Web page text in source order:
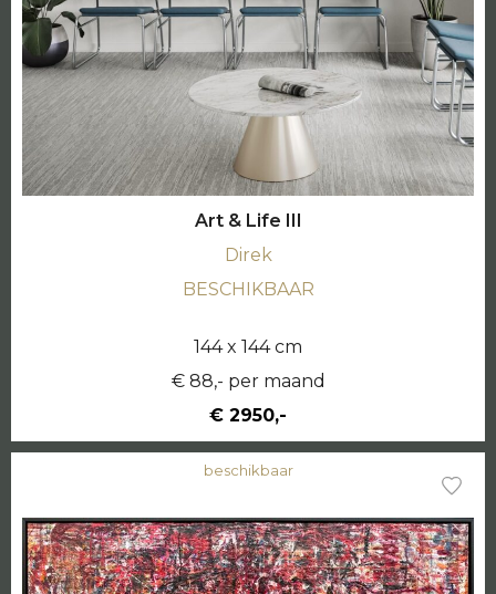
Art & Life III
Direk
BESCHIKBAAR
144 x 144 cm
€ 88,- per maand
€ 2950,-
beschikbaar